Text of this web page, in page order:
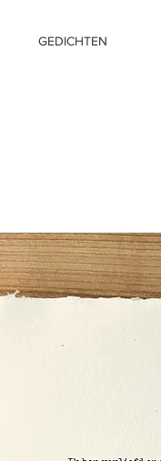
GEDICHTEN